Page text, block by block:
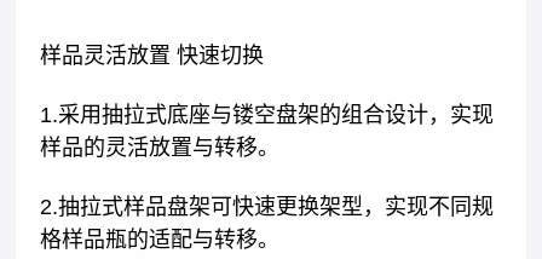
样品灵活放置 快速切换
1.采用抽拉式底座与镂空盘架的组合设计，实现
样品的灵活放置与转移。
2.抽拉式样品盘架可快速更换架型，实现不同规
格样品瓶的适配与转移。